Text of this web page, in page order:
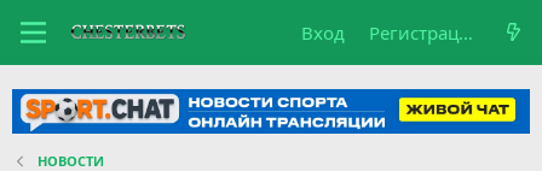
Вход Регистрация
НОВОСТИ